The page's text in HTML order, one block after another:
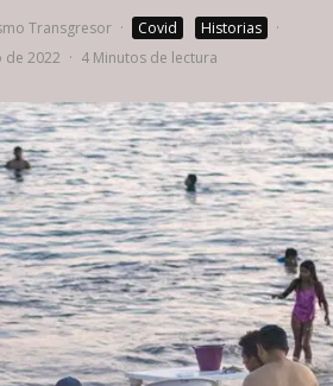
Transgresor · Covid Historias
·
de 2022 · 4 Minutos de lectura